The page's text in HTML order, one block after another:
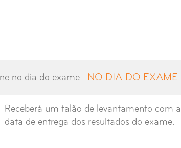
NO DIA DO EXAME
Receberá um talão de levantamento com a
data de entrega dos resultados do exame.